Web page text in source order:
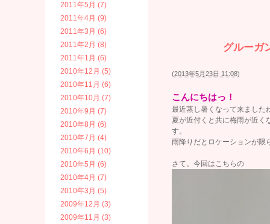
グルーガ
(2013年5月23日 11:08)
こんにちはっ！
最近蒸し暑くなって来ました
夏が近付くと共に梅雨が近く
す。
雨降りだとロケーションが限
さて。今回はこちらの
2011年5月 (7)
2011年4月 (9)
2011年3月 (6)
2011年2月 (8)
2011年1月 (6)
2010年12月 (5)
2010年11月 (6)
2010年10月 (7)
2010年9月 (7)
2010年8月 (6)
2010年7月 (4)
2010年6月 (10)
2010年5月 (6)
2010年4月 (7)
2010年3月 (5)
2009年12月 (3)
2009年11月 (3)